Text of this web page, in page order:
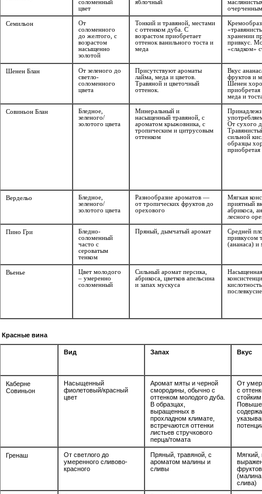
соломенный
цвет
яблочный
Семильон
От
соломенного
до желтого, с
возрастом
насыщенно
золотой
Тонкий и травяной, местами
с оттенком дуба. С
возрастом приобретает
оттенок ванильного тоста и
меда
хранении
привкус.
«сладком»
Шенен Блан
От зеленого до
светло-
соломенного
цвета
Присутствуют ароматы
лайма, меда и цветов.
Травяной и цветочный
оттенок.
Вкус
фруктов и
Шенен
приобретая
меда и
Совиньон Блан
Бледное,
зеленого/
золотого цвета
Минеральный и
насыщенный травяной, с
ароматом крыжовника, с
тропическим и цитрусовым
оттенком
От сухого
сильной
образцы
приобретая
Вердельо
Бледное,
зеленого/
золотого цвета
Разнообразие ароматов —
от тропических фруктов до
орехового
Мягкая
приятный
абрикоса,
лесного
Пино Гри
Бледно-
соломенный
часто с
сероватым
тенком
Пряный, дымчатый аромат
Средней
привкусом
(ананаса) и
Вьенье
Цвет молодого
– умеренно
соломенный
Сильный аромат персика,
абрикоса, цветков апельсина
и запах мускуса
Красные вина
Вид Запах Вкус
Каберне
Совиньон
Насыщенный
фиолетовый/красный
цвет
Аромат мяты и черной
смородины, обычно с
оттенком молодого дуба.
В образцах,
выращенных в
прохладном климате,
встречаются оттенки
листьев стручкового
перца/томата
От
с
Гренаш
От светлого до
умеренного сливово-
красного
Пряный, травяной, с
ароматом малины и
сливы
Мягкий,
(малина
слива)